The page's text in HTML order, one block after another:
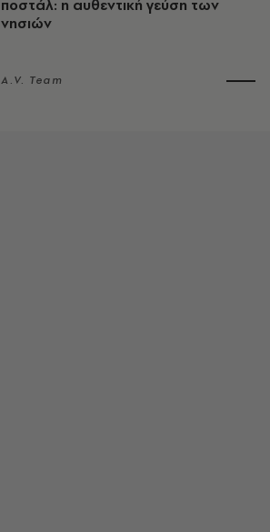
ποστάλ: η αυθεντική γεύση των
νησιών
A.V. Team